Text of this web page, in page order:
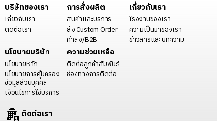
บริษัทของเรา
เกี่ยวกับเรา
ติดต่อเรา
การสั่งผลิต
สินค้าและบริการ
สั่ง Custom Order
ค้าส่ง/B2B
เกี่ยวกับเรา
โรงงานของเรา
ความเป็นมาของเรา
ข่าวสารและบทความ
นโยบายบริษัท
นโยบายหลัก
นโยบายการคุ้มครอง
ข้อมูลส่วนบุคคล
เงื่อนไขการใช้บริการ
ความช่วยเหลือ
ติดต่อลูกค้าสัมพันธ์
ช่องทางการติดต่อ
ติดต่อเรา